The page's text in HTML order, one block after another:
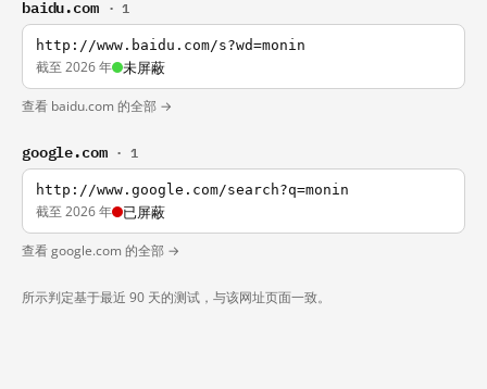
baidu.com · 1
http://www.baidu.com/s?wd=monin
截至 2026 年 未屏蔽
查看 baidu.com 的全部 →
google.com · 1
http://www.google.com/search?q=monin
截至 2026 年 已屏蔽
查看 google.com 的全部 →
所示判定基于最近 90 天的测试，与该网址页面一致。